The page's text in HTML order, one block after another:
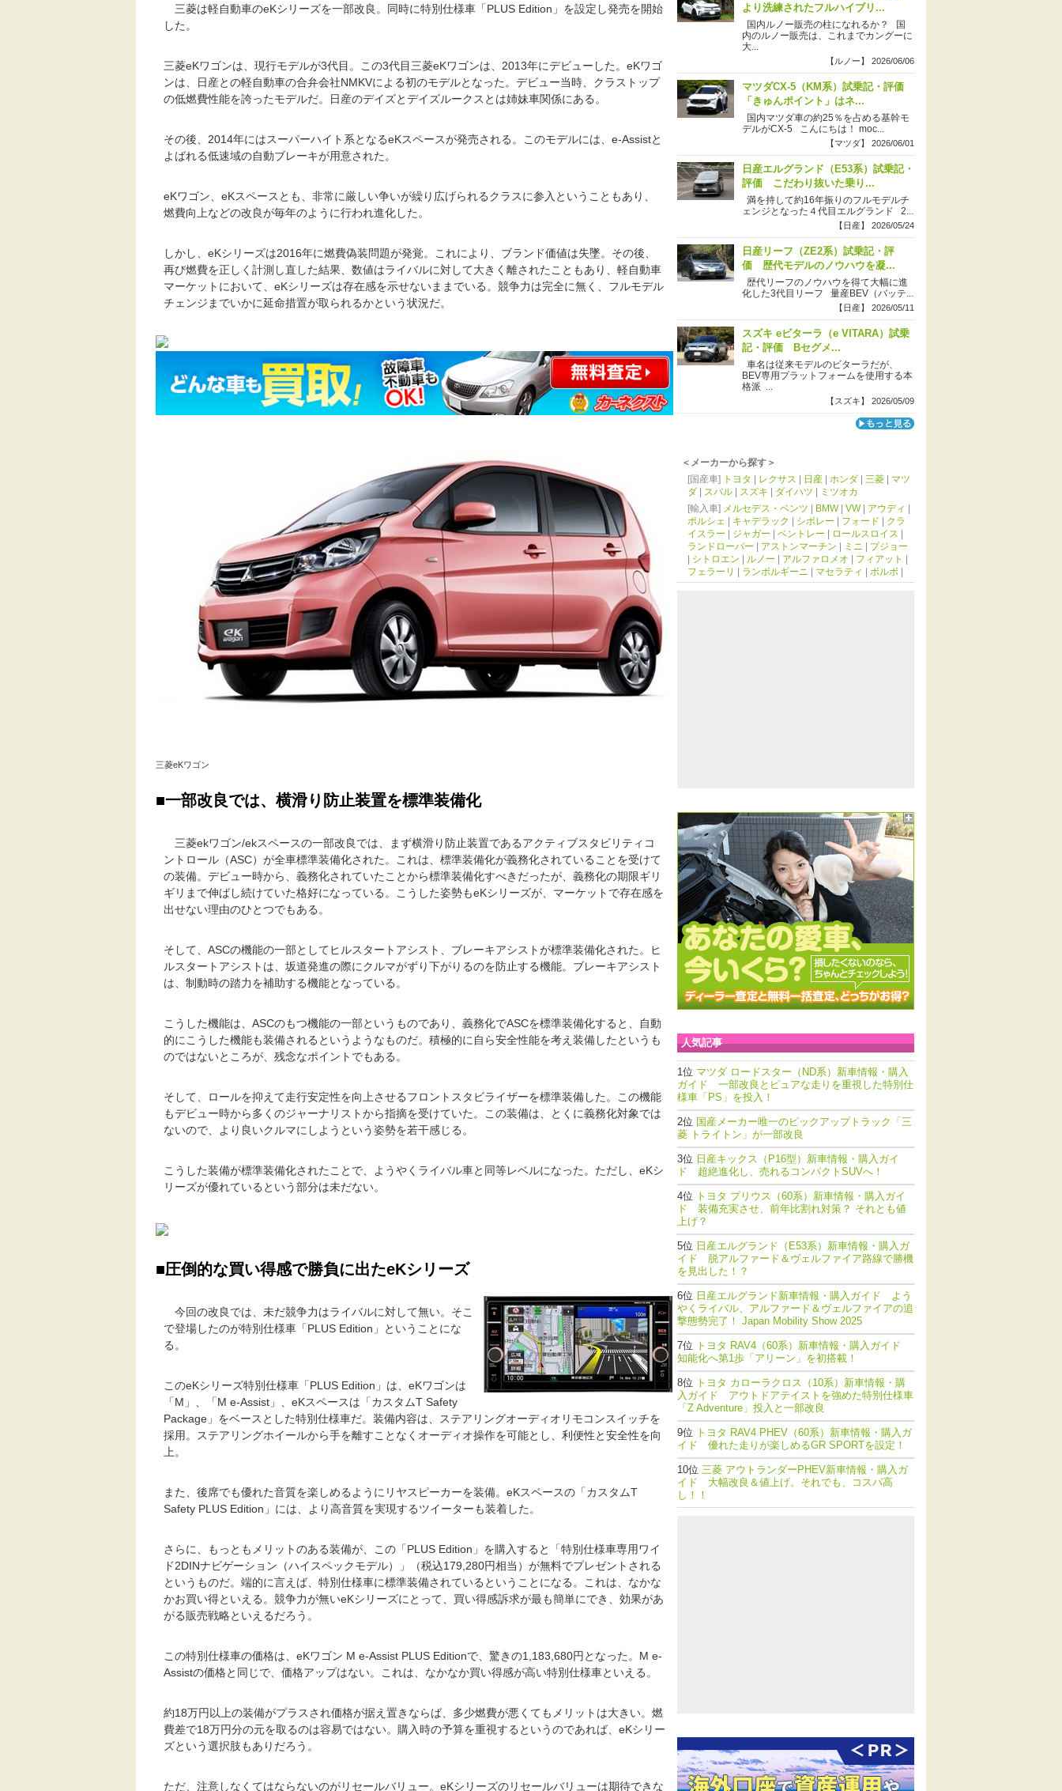
三菱は軽自動車のeKシリーズを一部改良。同時に特別仕様車「PLUS Edition」を設定し発売を開始
した。
三菱eKワゴンは、現行モデルが3代目。この3代目三菱eKワゴンは、2013年にデビューした。eKワゴ
ンは、日産との軽自動車の合弁会社NMKVによる初のモデルとなった。デビュー当時、クラストップ
の低燃費性能を誇ったモデルだ。日産のデイズとデイズルークスとは姉妹車関係にある。
その後、2014年にはスーパーハイト系となるeKスペースが発売される。このモデルには、e-Assistと
よばれる低速域の自動ブレーキが用意された。
eKワゴン、eKスペースとも、非常に厳しい争いが繰り広げられるクラスに参入ということもあり、
燃費向上などの改良が毎年のように行われ進化した。
しかし、eKシリーズは2016年に燃費偽装問題が発覚。これにより、ブランド価値は失墜。その後、
再び燃費を正しく計測し直した結果、数値はライバルに対して大きく離されたこともあり、軽自動車
マーケットにおいて、eKシリーズは存在感を示せないままでいる。競争力は完全に無く、フルモデル
チェンジまでいかに延命措置が取られるかという状況だ。
三菱eKワゴン
■一部改良では、横滑り防止装置を標準装備化
三菱ekワゴン/ekスペースの一部改良では、まず横滑り防止装置であるアクティブスタビリティコ
ントロール（ASC）が全車標準装備化された。これは、標準装備化が義務化されていることを受けて
の装備。デビュー時から、義務化されていたことから標準装備化すべきだったが、義務化の期限ギリ
ギリまで伸ばし続けていた格好になっている。こうした姿勢もeKシリーズが、マーケットで存在感を
出せない理由のひとつでもある。
そして、ASCの機能の一部としてヒルスタートアシスト、ブレーキアシストが標準装備化された。ヒ
ルスタートアシストは、坂道発進の際にクルマがずり下がりるのを防止する機能。ブレーキアシスト
は、制動時の踏力を補助する機能となっている。
こうした機能は、ASCのもつ機能の一部というものであり、義務化でASCを標準装備化すると、自動
的にこうした機能も装備されるというようなものだ。積極的に自ら安全性能を考え装備したというも
のではないところが、残念なポイントでもある。
そして、ロールを抑えて走行安定性を向上させるフロントスタビライザーを標準装備した。この機能
もデビュー時から多くのジャーナリストから指摘を受けていた。この装備は、とくに義務化対象では
ないので、より良いクルマにしようという姿勢を若干感じる。
こうした装備が標準装備化されたことで、ようやくライバル車と同等レベルになった。ただし、eKシ
リーズが優れているという部分は未だない。
■圧倒的な買い得感で勝負に出たeKシリーズ
今回の改良では、未だ競争力はライバルに対して無い。そこ
で登場したのが特別仕様車「PLUS Edition」ということにな
る。
このeKシリーズ特別仕様車「PLUS Edition」は、eKワゴンは
「M」、「M e-Assist」、eKスペースは「カスタムT Safety
Package」をベースとした特別仕様車だ。装備内容は、ステアリングオーディオリモコンスイッチを
採用。ステアリングホイールから手を離すことなくオーディオ操作を可能とし、利便性と安全性を向
上。
また、後席でも優れた音質を楽しめるようにリヤスピーカーを装備。eKスペースの「カスタムT
Safety PLUS Edition」には、より高音質を実現するツイーターも装着した。
さらに、もっともメリットのある装備が、この「PLUS Edition」を購入すると「特別仕様車専用ワイ
ド2DINナビゲーション（ハイスペックモデル）」（税込179,280円相当）が無料でプレゼントされる
というものだ。端的に言えば、特別仕様車に標準装備されているということになる。これは、なかな
かお買い得といえる。競争力が無いeKシリーズにとって、買い得感訴求が最も簡単にでき、効果があ
がる販売戦略といえるだろう。
この特別仕様車の価格は、eKワゴン M e-Assist PLUS Editionで、驚きの1,183,680円となった。M e-
Assistの価格と同じで、価格アップはない。これは、なかなか買い得感が高い特別仕様車といえる。
約18万円以上の装備がプラスされ価格が据え置きならば、多少燃費が悪くてもメリットは大きい。燃
費差で18万円分の元を取るのは容易ではない。購入時の予算を重視するというのであれば、eKシリー
ズという選択肢もありだろう。
ただ、注意しなくてはならないのがリセールバリュー。eKシリーズのリセールバリューは期待できな
より洗練されたフルハイブリ...
国内ルノー販売の柱になれるか？ 国
内のルノー販売は、これまでカングーに
大...
【ルノー】 2026/06/06
マツダCX-5（KM系）試乗記・評価
「きゅんポイント」はネ...
国内マツダ車の約25％を占める基幹モ
デルがCX-5 こんにちは！ moc...
【マツダ】 2026/06/01
日産エルグランド（E53系）試乗記・
評価 こだわり抜いた乗り...
満を持して約16年振りのフルモデルチ
ェンジとなった４代目エルグランド 2...
【日産】 2026/05/24
日産リーフ（ZE2系）試乗記・評
価 歴代モデルのノウハウを凝...
歴代リーフのノウハウを得て大幅に進
化した3代目リーフ 量産BEV（バッテ...
【日産】 2026/05/11
スズキ eビターラ（e VITARA）試乗
記・評価 Bセグメ...
車名は従来モデルのビターラだが、
BEV専用プラットフォームを使用する本
格派 ...
【スズキ】 2026/05/09
＜メーカーから探す＞
[国産車] トヨタ レクサス 日産 ホンダ 三菱
マツ
ダ
スバル スズキ ダイハツ
ミツオカ
[輸入車] メルセデス・ベンツ BMW| VW| アウディ
ポルシェ
キャデラック シボレー フォード
クラ
イスラー
ジャガー ベントレー ロールスロイス
ランドローバー
アストンマーチン ミニ
プジョー
シトロエン ルノー アルファロメオ フィアット
フェラーリ
ランボルギーニ マセラティ ボルボ
人気記事
マツダ ロードスター（ND系）新車情報・購入
ガイド 一部改良とピュアな走りを重視した特別仕
様車「PS」を投入！
国産メーカー唯一のピックアップトラック「三
菱 トライトン」が一部改良
日産キックス（P16型）新車情報・購入ガイ
ド 超絶進化し、売れるコンパクトSUVへ！
トヨタ プリウス（60系）新車情報・購入ガイ
ド 装備充実させ、前年比割れ対策？ それとも値
上げ？
日産エルグランド（E53系）新車情報・購入ガ
イド 脱アルファード＆ヴェルファイア路線で勝機
を見出した！？
日産エルグランド新車情報・購入ガイド よう
やくライバル、アルファード＆ヴェルファイアの追
撃態勢完了！ Japan Mobility Show 2025
トヨタ RAV4（60系）新車情報・購入ガイド
知能化へ第1歩「アリーン」を初搭載！
トヨタ カローラクロス（10系）新車情報・購
入ガイド アウトドアテイストを強めた特別仕様車
「Z Adventure」投入と一部改良
トヨタ RAV4 PHEV（60系）新車情報・購入ガ
イド 優れた走りが楽しめるGR SPORTを設定！
三菱 アウトランダーPHEV新車情報・購入ガ
イド 大幅改良＆値上げ。それでも、コスパ高
し！！